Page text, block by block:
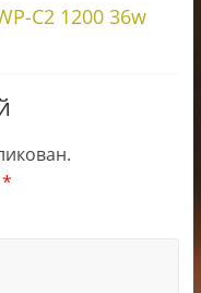
С2 1200 36w
*